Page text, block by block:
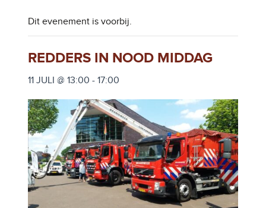
Dit evenement is voorbij.
REDDERS IN NOOD MIDDAG
11 JULI @ 13:00 - 17:00